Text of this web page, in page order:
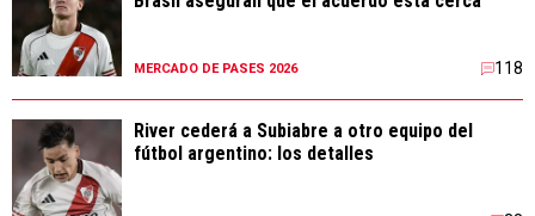
MERCADO DE PASES 2026 118
River cederá a Subiabre a otro equipo del
fútbol argentino: los detalles